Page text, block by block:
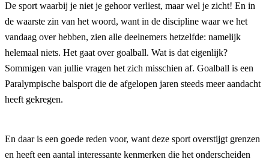
De sport waarbij je niet je gehoor verliest, maar wel je zicht! En in
de waarste zin van het woord, want in de discipline waar we het
vandaag over hebben, zien alle deelnemers hetzelfde: namelijk
helemaal niets. Het gaat over goalball. Wat is dat eigenlijk?
Sommigen van jullie vragen het zich misschien af. Goalball is een
Paralympische balsport die de afgelopen jaren steeds meer aandacht
heeft gekregen.
En daar is een goede reden voor, want deze sport overstijgt grenzen
en heeft een aantal interessante kenmerken die het onderscheiden